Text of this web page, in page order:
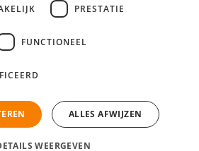
van YoungCapital • © 2026 • KvK nr:
Check hier ons
PRESTATIE
FUNCTIONEEL
ALLES AFWIJZEN
WEERGEVEN